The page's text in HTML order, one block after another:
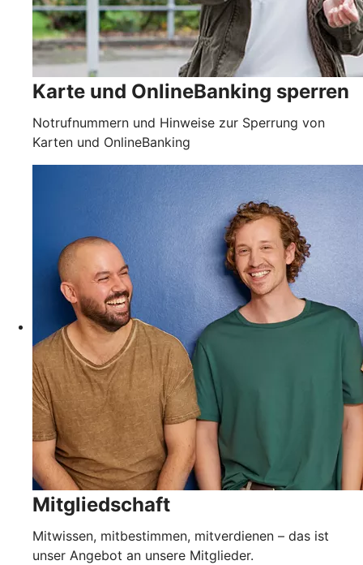
Karte und OnlineBanking sperren
Notrufnummern und Hinweise zur Sperrung von
Karten und OnlineBanking
Mitgliedschaft
Mitwissen, mitbestimmen, mitverdienen – das ist
unser Angebot an unsere Mitglieder.